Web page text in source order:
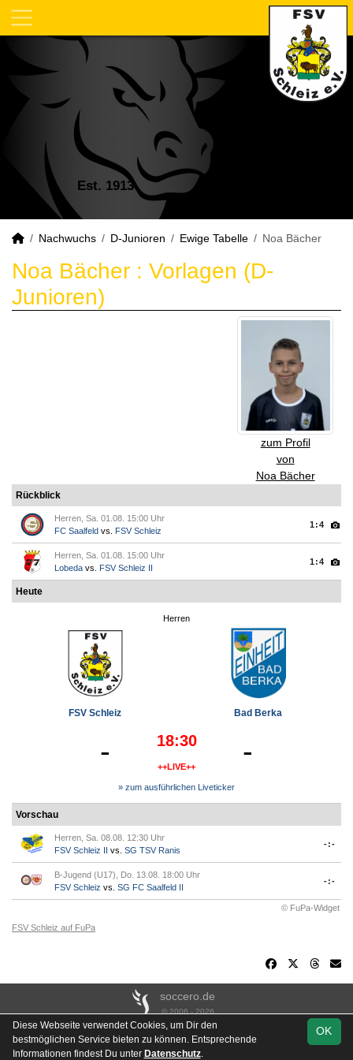
Est. 1913
Nachwuchs D-Junioren Ewige Tabelle Noa Bächer
Noa Bächer : Vorlagen (D-
Junioren)
zum Profil
von
Noa Bächer
Rückblick
Herren, Sa. 01.08. 15:00 Uhr
FC Saalfeld vs. FSV Schleiz
1:4
Herren, Sa. 01.08. 15:00 Uhr
Lobeda vs. FSV Schleiz II
1:4
Heute
Herren
FSV Schleiz Bad Berka
- 18:30
++LIVE++ -
» zum ausführlichen Liveticker
Vorschau
Herren, Sa. 08.08. 12:30 Uhr
FSV Schleiz II vs. SG TSV Ranis
-:-
B-Jugend (U17), Do. 13.08. 18:00 Uhr
FSV Schleiz vs. SG FC Saalfeld II
-:-
© FuPa-Widget
FSV Schleiz auf FuPa
soccero.de
© 2006 - 2026
Besucherstatistik Kontakt Impressum Links
Datenschutz
Stadion- & Hausordnung
Gästebuch
OK
Diese Webseite verwendet Cookies, um Dir den
bestmöglichen Service bieten zu können. Entsprechende
Informationen findest Du unter Datenschutz.